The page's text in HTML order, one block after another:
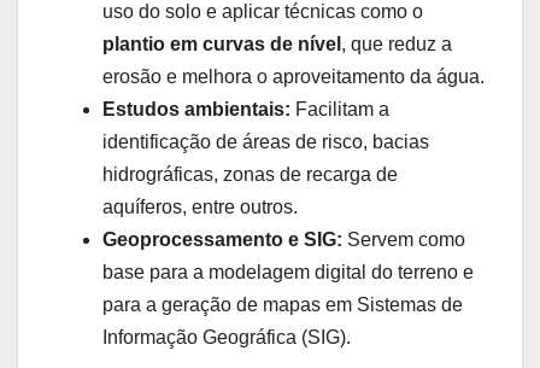
uso do solo e aplicar técnicas como o
plantio em curvas de nível , que reduz a
erosão e melhora o aproveitamento da água.
Estudos ambientais: Facilitam a
identificação de áreas de risco, bacias
hidrográficas, zonas de recarga de
aquíferos, entre outros.
Geoprocessamento e SIG: Servem como
base para a modelagem digital do terreno e
para a geração de mapas em Sistemas de
Informação Geográfica (SIG).